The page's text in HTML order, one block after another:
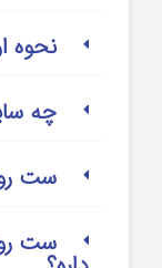
نحوه
چه
ست
ست